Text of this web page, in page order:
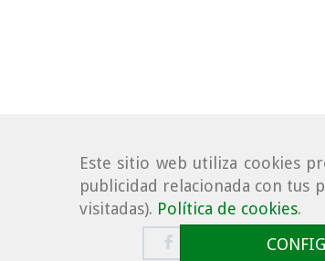
Este sitio web utiliza cookies
publicidad relacionada con tus
visitadas). Política de cookies.